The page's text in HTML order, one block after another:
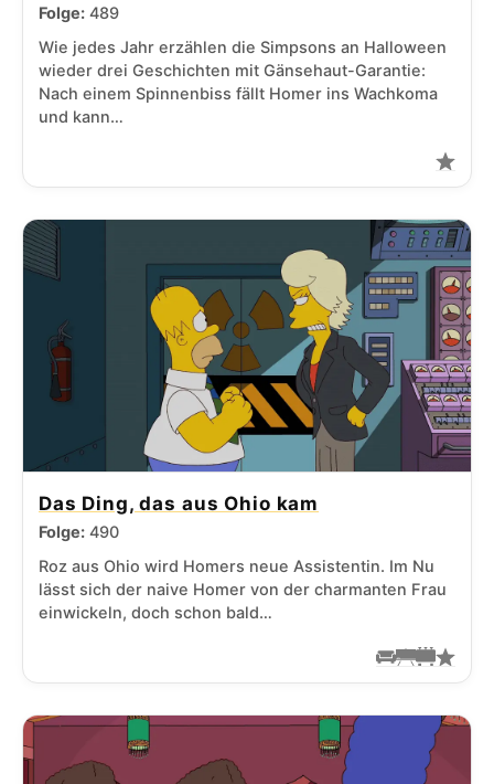
Folge: 489
Wie jedes Jahr erzählen die Simpsons an Halloween
wieder drei Geschichten mit Gänsehaut-Garantie:
Nach einem Spinnenbiss fällt Homer ins Wachkoma
und kann…
Das Ding, das aus Ohio kam
Folge: 490
Roz aus Ohio wird Homers neue Assistentin. Im Nu
lässt sich der naive Homer von der charmanten Frau
einwickeln, doch schon bald…